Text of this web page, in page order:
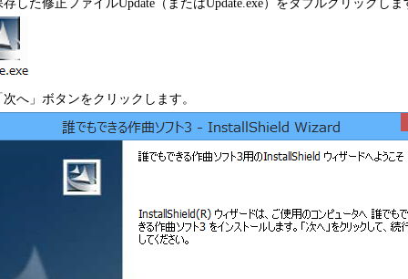
存した修正ファイルUpdate（またはUpdate.exe）をダブルクリックしま
次へ」ボタンをクリックします。